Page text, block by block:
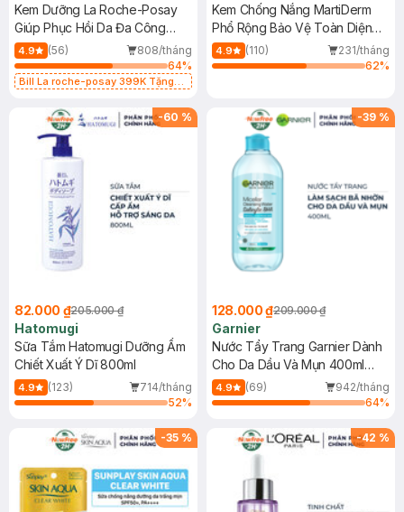
Kem Dưỡng La Roche-Posay
Giúp Phục Hồi Da Đa Công
Dụng 40ml
4.9 (56)
808/tháng
64%
Bill La roche-posay 399K Tặng
(SL có hạn)
Kem Chống Nắng MartiDerm
Phổ Rộng Bảo Vệ Toàn Diện
40ml
4.9 (110)
231/tháng
62%
-60 %
82.000 ₫205.000 ₫
Hatomugi
Sữa Tắm Hatomugi Dưỡng Ẩm
Chiết Xuất Ý Dĩ 800ml
4.9 (123)
714/tháng
52%
-39 %
128.000 ₫209.000 ₫
Garnier
Nước Tẩy Trang Garnier Dành
Cho Da Dầu Và Mụn 400ml
(Mới)
4.9 (69)
942/tháng
64%
-35 % -42 %